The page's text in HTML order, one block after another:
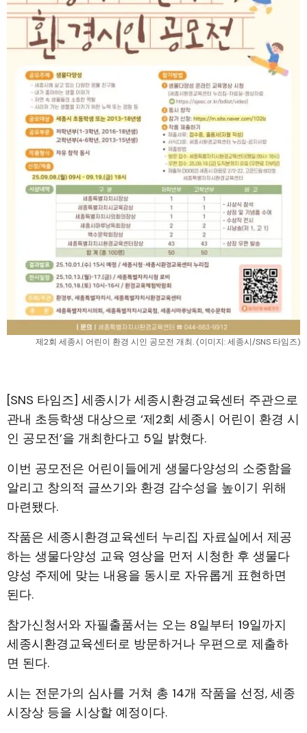
제2회 세종시 어린이 환경 시인 공모전 개최. (이미지: 세종시/SNS 타임즈)
[SNS 타임즈] 세종시가 세종시환경교육센터 주관으로
관내 초등학생 대상으로 ‘제2회 세종시 어린이 환경 시
인 공모전’을 개최한다고 5일 밝혔다.
이번 공모전은 어린이들에게 생물다양성의 소중함을
알리고 창의적 글쓰기와 환경 감수성을 높이기 위해
마련됐다.
작품은 세종시환경교육센터 누리집 자료실에서 제공
하는 생물다양성 교육 영상을 먼저 시청한 후 생물다
양성 주제에 맞는 내용을 동시로 자유롭게 표현하면
된다.
참가신청서와 자필출품서는 오는 8일부터 19일까지
세종시환경교육센터로 방문하거나 우편으로 제출하
면 된다.
시는 전문가의 심사를 거쳐 총 14개 작품을 선정, 세종
시장상 등을 시상할 예정이다.